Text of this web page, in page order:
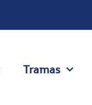
Tramas